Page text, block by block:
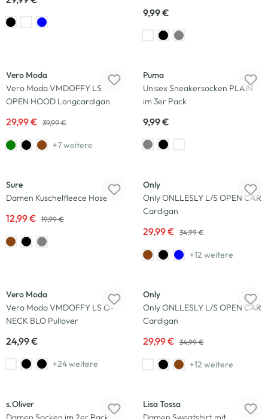
9,99 €
Vero Moda
Vero Moda VMDOFFY LS
OPEN HOOD Longcardigan
29,99 € 39,99 €
+7 weitere
Puma
Unisex Sneakersocken PLAIN
im 3er Pack
9,99 €
Sure
Damen Kuschelfleece Hose
12,99 € 19,99 €
Only
Only ONLLESLY L/S OPEN CAR
Cardigan
29,99 € 34,99 €
+12 weitere
Vero Moda
Vero Moda VMDOFFY LS O-
NECK BLO Pullover
24,99 €
+24 weitere
Only
Only ONLLESLY L/S OPEN CAR
Cardigan
29,99 € 34,99 €
+12 weitere
s.Oliver
Lisa Tossa